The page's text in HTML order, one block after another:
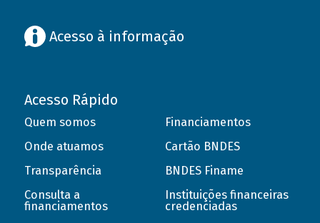
Acesso à informação
Acesso Rápido
Quem somos
Onde atuamos
Transparência
Consulta a
financiamentos
Financiamentos
Cartão BNDES
BNDES Finame
Instituições financeiras
credenciadas